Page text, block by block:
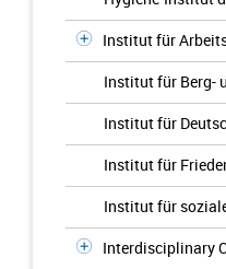
Institut für
Institut für Berg-
Institut für
Institut für
Institut für
Interdisciplinary